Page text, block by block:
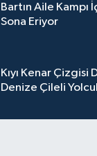
Bartın Aile Kampı
Sona Eriyor
Kıyı Kenar Çizgisi
Denize Çileli